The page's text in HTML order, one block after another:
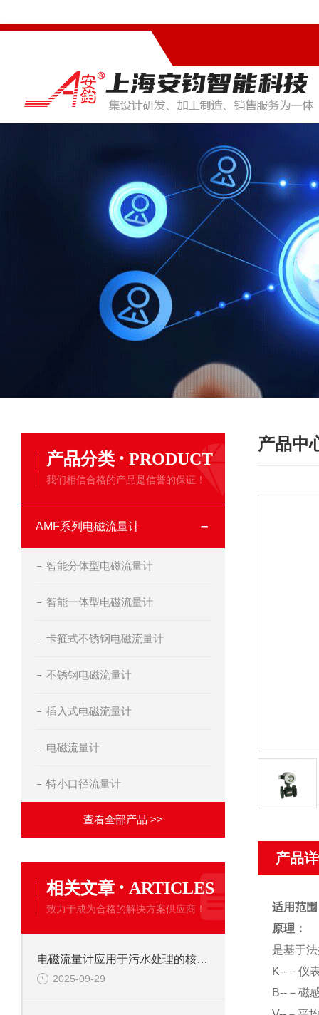
产品分类 · PRODUCT
我们相信合格的产品是信誉的保证！
AMF系列电磁流量计
智能分体型电磁流量计
智能一体型电磁流量计
卡箍式不锈钢电磁流量计
不锈钢电磁流量计
插入式电磁流量计
电磁流量计
特小口径流量计
查看全部产品 >>
相关文章 · ARTICLES
致力于成为合格的解决方案供应商！
电磁流量计应用于污水处理的核心优势
2025-09-29
产品中
产品
适用范
原理：
是基于
K--－仪
B--－磁